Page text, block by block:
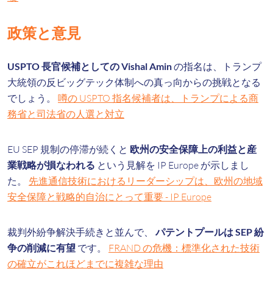
政策と意見
USPTO 長官候補としての Vishal Aminの指名は、トランプ
大統領の反ビッグテック体制への真っ向からの挑戦となる
でしょう。 噂の USPTO 指名候補者は、トランプによる商
務省と司法省の人選と対立
EU SEP 規制の停滞が続くと 欧州の安全保障上の利益と産
業戦略が損なわれる という見解を IP Europe が示しまし
た。 先進通信技術におけるリーダーシップは、欧州の地域
安全保障と戦略的自治にとって重要 - IP Europe
裁判外紛争解決手続きと並んで、
パテントプールは SEP 紛
争の削減に有望 です。 FRAND の危機：標準化された技術
の確立がこれほどまでに複雑な理由